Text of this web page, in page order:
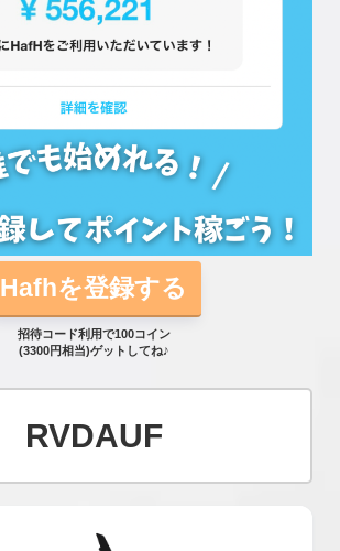
Hafhを登録する
招待コード利用で100コイン
(3300円相当)ゲットしてね♪
RVDAUF